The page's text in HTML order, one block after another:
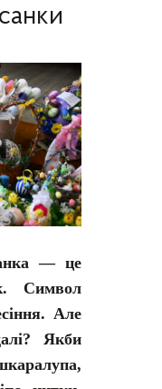
— це
Символ
Але
Якби